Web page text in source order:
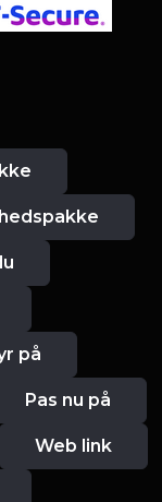
på
Pas nu på
Web link